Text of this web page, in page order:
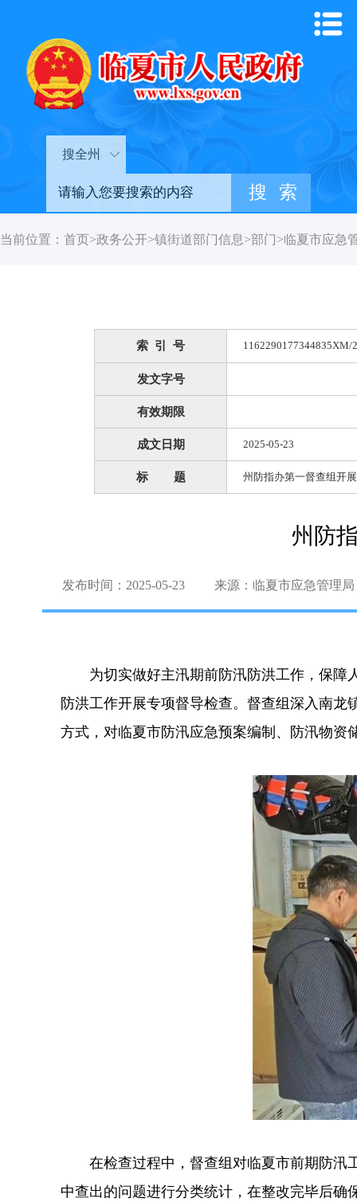
搜全州
当前位置： 首页>政务公开>镇街道部门信息>部门>临夏市应急
索 引 号 1162290177344835XM/
发文字号
有效期限
成文日期 2025-05-23
标 题 州防指办第一督查组开
州防
发布时间：2025-05-23 来源：临夏市应急管理局
为切实做好主汛期前防汛防洪工作，保障
防洪工作开展专项督导检查。督查组深入南
方式，对临夏市防汛应急预案编制、防汛物资
在检查过程中，督查组对临夏市前期防汛
中查出的问题进行分类统计，在整改完毕后确